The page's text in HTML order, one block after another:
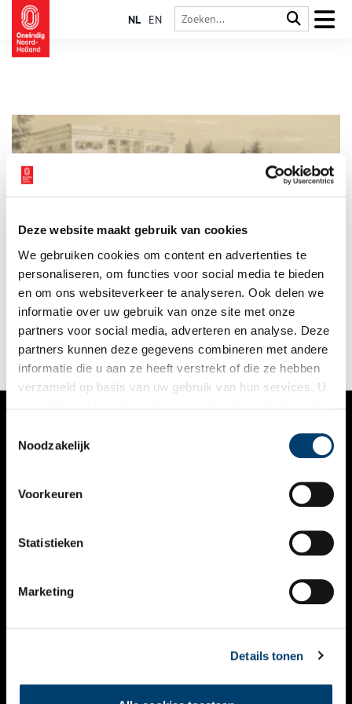
Deze website maakt gebruik van cookies
We gebruiken cookies om content en advertenties te
personaliseren, om functies voor social media te bieden
en om ons websiteverkeer te analyseren. Ook delen we
informatie over uw gebruik van onze site met onze
partners voor social media, adverteren en analyse. Deze
partners kunnen deze gegevens combineren met andere
informatie die u aan ze heeft verstrekt of die ze hebben
verzameld op basis van uw gebruik van hun services. U
Noodzakelijk
Voorkeuren
Statistieken
Marketing
Details tonen
NL EN
Bloemenheuvel lijkt een mooie herbestemming van een
negentiende-eeuwse buitenplaats tot gemeentehuis. Dit
gebouw dateert echter uit 1966 en is gebouwd op de plek van,
en in de vorm van de oorspronkelijke buitenplaats.
VERHALEN
KALENDER
THEMA’S
VIDEO’S
CONTACT